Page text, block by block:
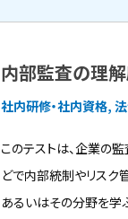
内部監査の理解
社内研修・社内資格,
このテストは、企業の
どで内部統制やリスク
あるいはその分野を